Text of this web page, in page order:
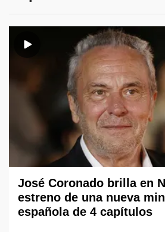
José Coronado brilla en
estreno de una nueva
española de 4 capítulos